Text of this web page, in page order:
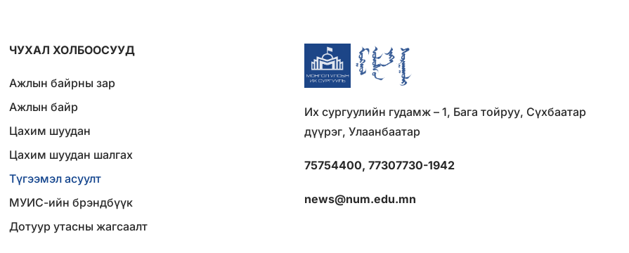
ЧУХАЛ ХОЛБООСУУД
Ажлын байрны зар
Ажлын байр
Цахим шуудан
Цахим шуудан шалгах
Түгээмэл асуулт
МУИС-ийн брэндбүүк
Дотуур утасны жагсаалт
Их сургуулийн гудамж – 1, Бага тойруу, Сүхбаатар
дүүрэг, Улаанбаатар
75754400, 77307730-1942
news@num.edu.mn